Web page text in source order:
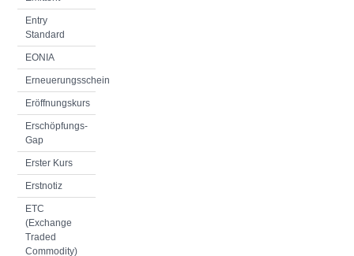
Entry
Standard
EONIA
Erneuerungsschein
Eröffnungskurs
Erschöpfungs-
Gap
Erster Kurs
Erstnotiz
ETC
(Exchange
Traded
Commodity)